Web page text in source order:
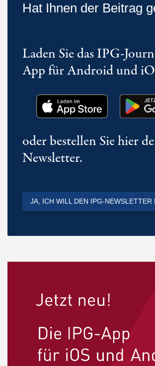
Hat Ihnen der Beitrag
Laden Sie das IPG-
App für Android und
oder bestellen Sie hier
Newsletter.
JA, ICH WILL DEN IPG-NEWSLETTER